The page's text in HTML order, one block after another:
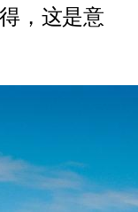
，这是意